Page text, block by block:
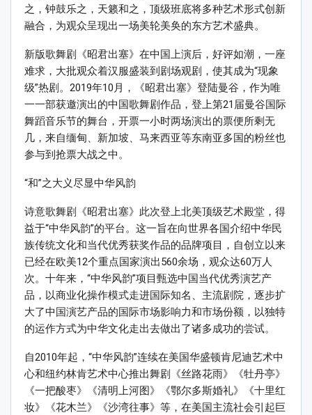
之，钟鼓乐之，天籁和之，顶级班底将多种艺术形式创新
融合，为观众呈现出一场美轮美奂的东方艺术盛典。
新版歌舞剧《昭君出塞》在中国上演后，好评如潮，一座
难求，大批观众着汉服盛装到剧场观剧，使其成为“现象
级”热剧。2019年10月，《昭君出塞》登陆曼谷，作为唯
一一部获邀演出的中国歌舞剧作品，登上第21届曼谷国际
舞蹈音乐节的舞台，开票一小时两场演出的票便所剩无
几，来自缅甸、新加坡、马来西亚等东南亚多国的粉丝也
参与到抢票大战之中。
“和”之大义尽显中华风韵
诗意歌舞剧《昭君出塞》此次登上北美顶级艺术殿堂，得
益于“中华风韵”的平台。这一旨在向世界各国介绍中华民
族传统文化和当代优秀获奖作品的品牌项目，自创立以来
已经在欧美12个重点国家演出560余场，观众达60万人
次。十年来，“中华风韵”项目甄选中国当代优秀演艺产
品，以商业化操作模式走进国际知名、主流剧院，逐步扩
大了中国演艺产品的国际市场影响力和市场份额，以独特
的运作方式为中华文化走出去做出了诸多成功的尝试。
自2010年起，“中华风韵”连续在美国华盛顿肯尼迪艺术中
心和纽约林肯艺术中心推出舞剧《丝路花雨》《牡丹亭》
《一把酸枣》《清明上河图》《鄂尔多斯婚礼》《十里红
妆》《花木兰》《沙湾往事》等，在美国主流社会引起巨